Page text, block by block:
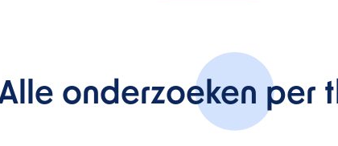
onderzoeken per